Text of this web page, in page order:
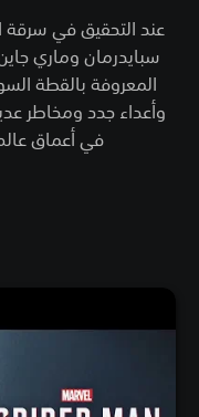
عند التحقيق في سرقة
سبايدرمان وماري
المعروفة بالقطة
وأعداء جدد ومخاطر
في أعماق